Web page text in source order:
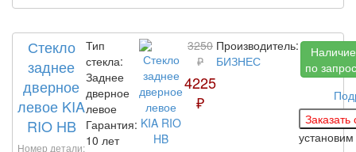
Стекло
заднее
дверное
левое KIA
RIO HB
Номер детали:
Тип
стекла:
Заднее
дверное
левое
Гарантия:
10 лет
3250
₽
4225
₽
Производитель:
БИЗНЕС
Наличие
по
установим